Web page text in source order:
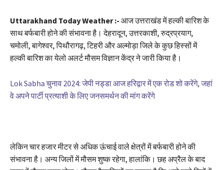
Uttarakhand Today Weather :- आज उत्तराखंड में हल्की बारिश के
साथ बर्फबारी होने की संभावना है। देहरादून, उत्तरकाशी, रुद्रप्रयाग,
चमोली, बागेश्वर, पिथौरागढ़, टिहरी और अल्मोड़ा जिले के कुछ हिस्सों में
हल्की बारिश का येलो अलर्ट मौसम विज्ञान केंद्र ने जारी किया है।
Lok Sabha चुनाव 2024: जेपी नड्डा आज हरिद्वार में एक रोड शो करेंगे, जहां
वे अपने पार्टी प्रत्याशी के लिए जनसमर्थन की मांग करेंगे
लेकिन चार हजार मीटर से अधिक ऊंचाई वाले क्षेत्रों में बर्फबारी होने की
संभावना है। अन्य जिलों में मौसम शुष्क रहेगा, हालांकि। छह अप्रैल के बाद